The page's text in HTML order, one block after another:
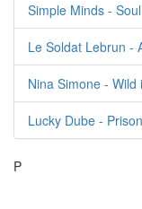
Simple Minds -
Le Soldat Lebrun -
Nina Simone - Wild
Lucky Dube -
P